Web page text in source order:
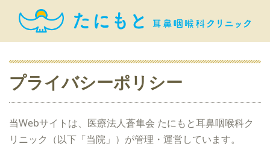
プライバシーポリシー
当Webサイトは、医療法人蒼隼会 たにもと耳鼻咽喉科ク
リニック（以下「当院」）が管理・運営しています。